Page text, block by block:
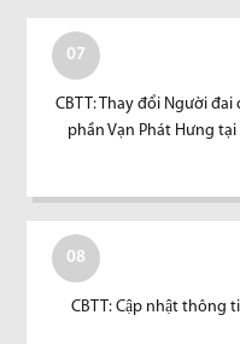
07
CBTT: Thay đổi Người
phần Vạn Phát Hưng
08
CBTT: Cập nhật thông